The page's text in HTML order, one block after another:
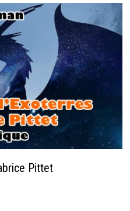
Pittet